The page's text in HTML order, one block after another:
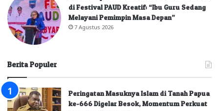
di Festival PAUD Kreatif: “Ibu Guru Sedang
Melayani Pemimpin Masa Depan”
7 Agustus 2026
Berita Populer
Peringatan Masuknya Islam di Tanah Papua
ke-666 Digelar Besok, Momentum Perkuat